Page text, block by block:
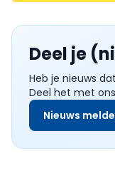
Deel je
Heb je nieuws
Deel het met
Nieuws